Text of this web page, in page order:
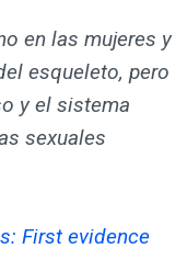
en las mujeres y
esqueleto, pero
y el sistema
sexuales
First evidence